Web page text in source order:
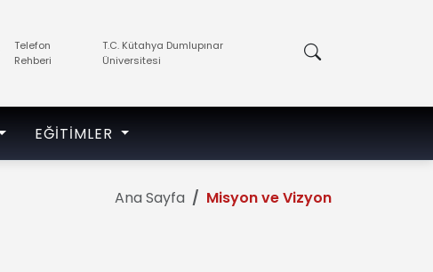
Telefon
Rehberi
T.C. Kütahya Dumlupınar
Üniversitesi
EĞITIMLER
Ana Sayfa Misyon ve Vizyon